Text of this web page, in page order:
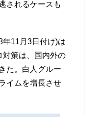
されるケースも
11月3日付け)は
対策は、国内外の
た。白人グルー
イムを増長させ